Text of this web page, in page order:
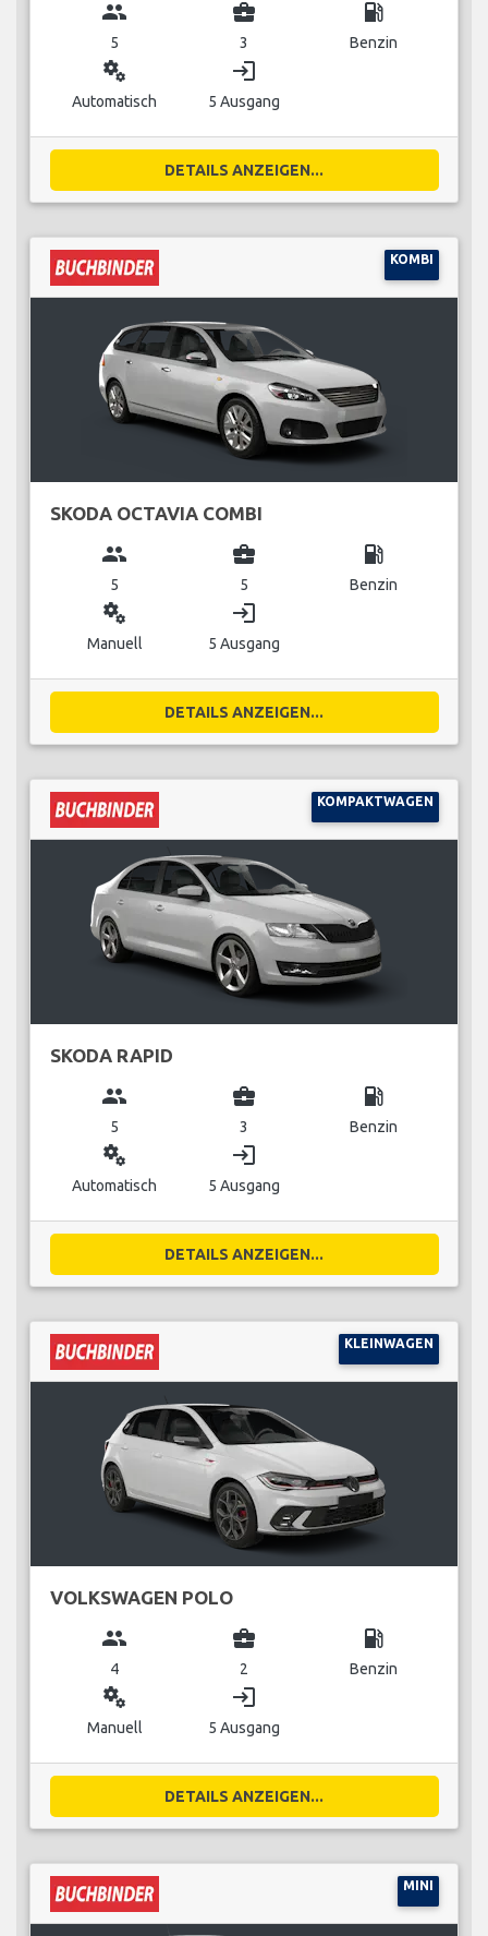
group
5
business_center
3
local_gas_station
Benzin
miscellaneous_services
Automatisch
login
5 Ausgang
DETAILS ANZEIGEN...
KOMBI
SKODA OCTAVIA COMBI
group
5
business_center
5
local_gas_station
Benzin
miscellaneous_services
Manuell
login
5 Ausgang
DETAILS ANZEIGEN...
KOMPAKTWAGEN
SKODA RAPID
group
5
business_center
3
local_gas_station
Benzin
miscellaneous_services
Automatisch
login
5 Ausgang
DETAILS ANZEIGEN...
KLEINWAGEN
VOLKSWAGEN POLO
group
4
business_center
2
local_gas_station
Benzin
miscellaneous_services
Manuell
login
5 Ausgang
DETAILS ANZEIGEN...
MINI